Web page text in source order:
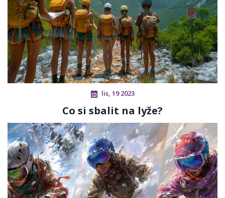
lis, 19 2023
Co si sbalit na lyže?